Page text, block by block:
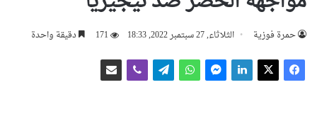
حمرة فوزية الثلاثاء, 27 سبتمبر 2022, 18:33 171 دقيقة واحدة